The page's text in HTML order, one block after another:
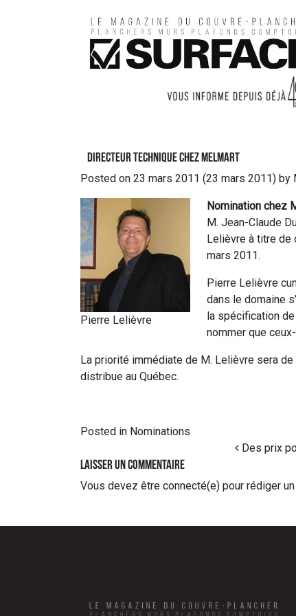
Directeur technique chez Melmart
Posted on 23 mars 2011 (23 mars 2011) by
Pierre Lelièvre
Nomination chez
M. Jean-Claude
Lelièvre à titre de
mars 2011.
Pierre Lelièvre
dans le domaine
la spécification
nommer que
La priorité immédiate de M. Lelièvre sera
distribue au Québec.
Posted in Nominations
Des prix
Laisser un commentaire
Vous devez être connecté(e) pour rédiger